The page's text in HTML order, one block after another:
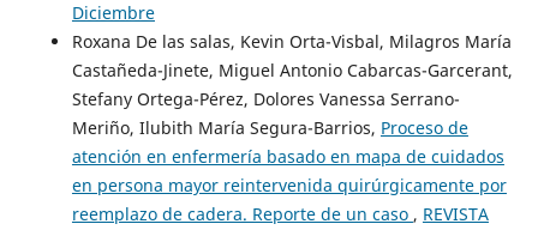
Diciembre
Roxana De las salas, Kevin Orta-Visbal, Milagros María
Castañeda-Jinete, Miguel Antonio Cabarcas-Garcerant,
Stefany Ortega-Pérez, Dolores Vanessa Serrano-
Meriño, Ilubith María Segura-Barrios, Proceso de
atención en enfermería basado en mapa de cuidados
en persona mayor reintervenida quirúrgicamente por
reemplazo de cadera. Reporte de un caso , REVISTA